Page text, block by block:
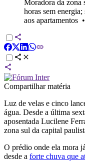
Moradora da zona
horas sem
aos apartamentos •
Compartilhar matéria
Luz de velas e cinco
água. Desde a última
aposentada Lucilene
zona sul da capital
O prédio onde ela mora
desde a forte chuva que